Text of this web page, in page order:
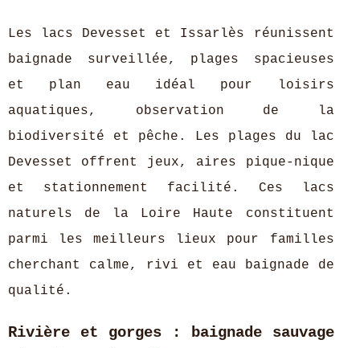
Les lacs Devesset et Issarlès réunissent
baignade surveillée, plages spacieuses
et plan eau idéal pour loisirs
aquatiques, observation de la
biodiversité et pêche. Les plages du lac
Devesset offrent jeux, aires pique-nique
et stationnement facilité. Ces lacs
naturels de la Loire Haute constituent
parmi les meilleurs lieux pour familles
cherchant calme, rivi et eau baignade de
qualité.
Rivière et gorges : baignade sauvage